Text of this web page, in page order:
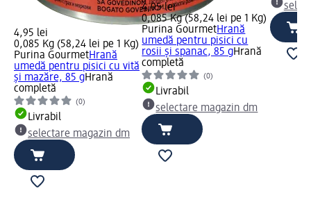
4,95 lei
0,085 Kg (58,24 lei pe 1 Kg)
Purina GourmetHrană
umedă pentru pisici cu vită
şi mazăre, 85 gHrană
completă
(0)
Livrabil
selectare magazin dm
4,95 lei
0,085 Kg (58,24 lei pe 1 Kg)
Purina GourmetHrană
umedă pentru pisici cu
rosii şi spanac, 85 gHrană
completă
(0)
Livrabil
selectare magazin dm